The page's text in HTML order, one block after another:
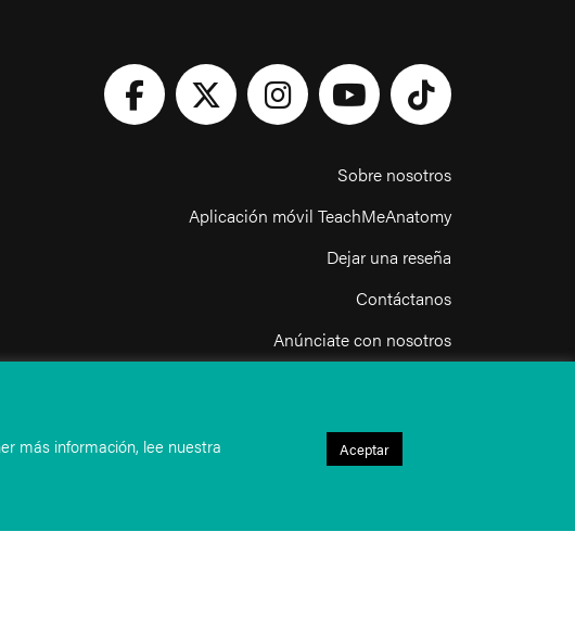
Sobre nosotros
Aplicación móvil TeachMeAnatomy
Dejar una reseña
Contáctanos
Anúnciate con nosotros
Política de uso aceptable del sitio web
más información, lee nuestra
Aceptar